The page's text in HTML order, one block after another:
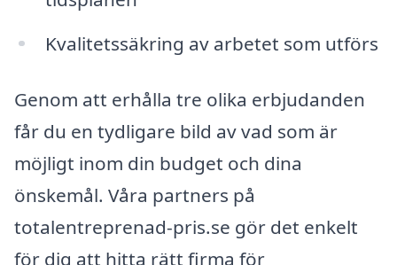
Kvalitetssäkring av arbetet som utförs
Genom att erhålla tre olika erbjudanden
får du en tydligare bild av vad som är
möjligt inom din budget och dina
önskemål. Våra partners på
totalentreprenad-pris.se gör det enkelt
för dig att hitta rätt firma för